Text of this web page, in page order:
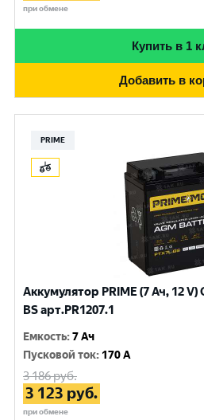
при обмене
Купить в 1
Добавить в
PRIME
Аккумулятор PRIME (7 Ач, 12 V)
BS арт.PR1207.1
Емкость:7 Ач
Пусковой ток: 170 A
3 186руб.
3 123 руб.
при обмене